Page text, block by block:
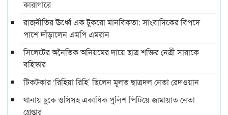
কারাগারে
রাজনীতির ঊর্ধ্বে এক টুকরো মানবিকতা: সাংবাদিকের বিপদে
পাশে দাঁড়ালেন এমপি এমরান
সিলেটের অনৈতিক অনিয়মের দায়ে ছাত্র শক্তির নেত্রী সারাকে
বহিস্কার
টিকটকার ‘রিহিয়া রিহি’ ছিলেন মূলত ছাত্রদল নেতা রেদওয়ান
থানায় ঢুকে ওসিসহ একাধিক পুলিশ পিটিয়ে জামায়াত নেতা
গ্রেপ্তার